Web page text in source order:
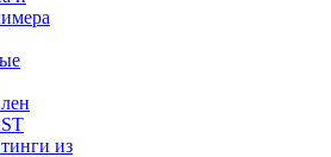
из